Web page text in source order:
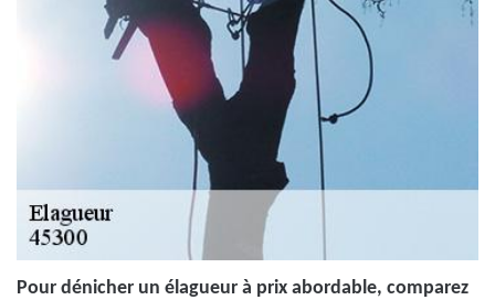
Pour dénicher un élagueur à prix abordable, comparez